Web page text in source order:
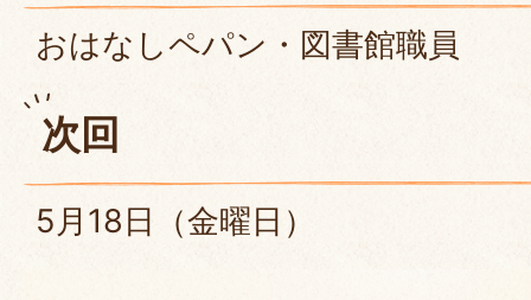
おはなしペパン・図書館職員
次回
5月18日（金曜日）